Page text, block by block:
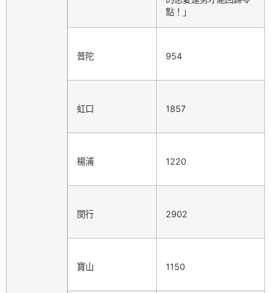
點！」
普陀 954
虹口 1857
楊浦 1220
閔行 2902
寶山 1150